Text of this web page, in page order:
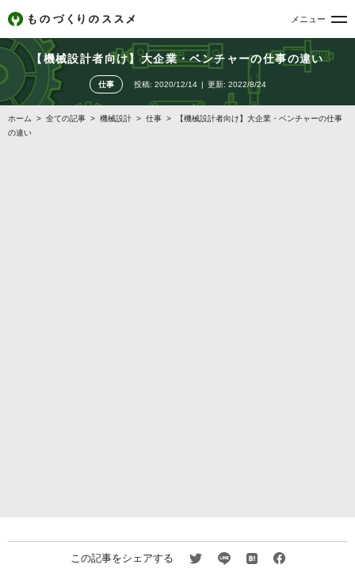
メニュー
【機械設計者向け】大企業・ベンチャーの仕事の違い
仕事 投稿: 2020/12/14 更新: 2022/8/24
ホーム > 全ての記事 > 機械設計 > 仕事 >
【機械設計者向け】大企業・ベンチャーの仕事
の違い
この記事をシェアする